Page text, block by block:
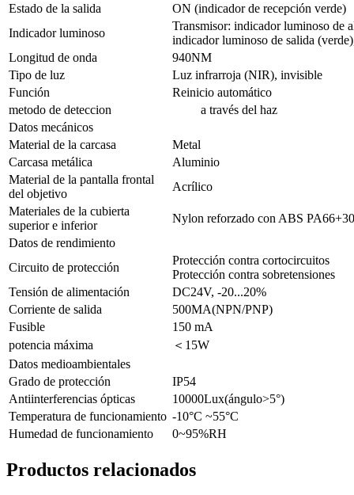
Estado de la salida
ON (indicador de recepción verde)
Indicador luminoso
Transmisor: indicador luminoso de
indicador luminoso de salida
Longitud de onda
940NM
Tipo de luz
Luz infrarroja (NIR), invisible
Función
Reinicio automático
metodo de deteccion
a través del haz
Datos mecánicos
Material de la carcasa
Metal
Carcasa metálica
Aluminio
Material de la pantalla frontal
del objetivo
Acrílico
Materiales de la cubierta
superior e inferior
Nylon reforzado con ABS
Datos de rendimiento
Circuito de protección
Protección contra cortocircuitos
Protección contra sobretensiones
Tensión de alimentación
DC24V, -20...20%
Corriente de salida
500MA(NPN/PNP)
Fusible
150 mA
potencia máxima
＜15W
Datos medioambientales
Grado de protección
IP54
Antiinterferencias ópticas
10000Lux(ángulo>5°)
Temperatura de funcionamiento -10°C ~55°C
Humedad de funcionamiento
0~95%RH
Productos relacionados